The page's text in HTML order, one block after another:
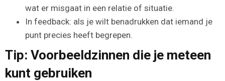
wat er misgaat in een relatie of situatie.
In feedback: als je wilt benadrukken dat iemand je
punt precies heeft begrepen.
Tip: Voorbeeldzinnen die je meteen
kunt gebruiken